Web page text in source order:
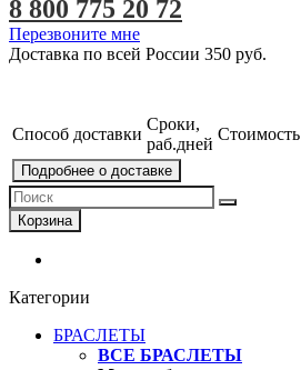
8 800 775 20 72
Перезвоните мне
Доставка по всей России 350 руб.
Способ доставки
Сроки,
раб.дней
Стоимость
Подробнее о доставке
Корзина
Категории
БРАСЛЕТЫ
ВСЕ БРАСЛЕТЫ